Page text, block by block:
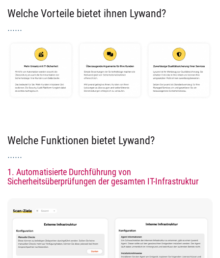
Welche Vorteile bietet ihnen Lywand?
Welche Funktionen bietet Lywand?
1. Automatisierte Durchführung von
Sicherheitsüberprüfungen der gesamten IT-Infrastruktur